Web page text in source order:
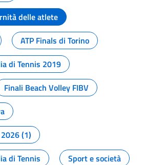
delle atlete
ATP Finals di Torino
di Tennis 2019
Finali Beach Volley FIBV
(1)
di Tennis
Sport e società